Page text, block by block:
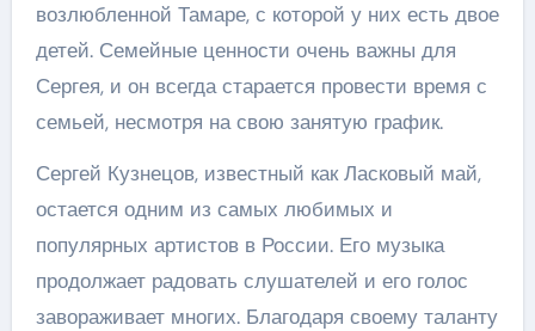
возлюбленной Тамаре, с которой у них есть двое
детей. Семейные ценности очень важны для
Сергея, и он всегда старается провести время с
семьей, несмотря на свою занятую график.
Сергей Кузнецов, известный как Ласковый май,
остается одним из самых любимых и
популярных артистов в России. Его музыка
продолжает радовать слушателей и его голос
завораживает многих. Благодаря своему таланту